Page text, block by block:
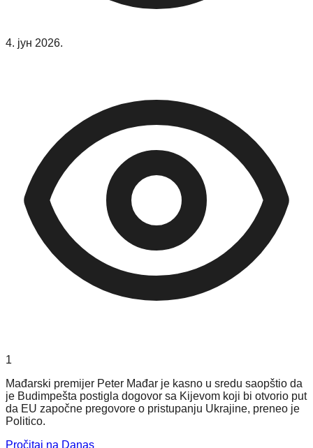
4. јун 2026.
1
Mađarski premijer Peter Mađar je kasno u sredu saopštio da
je Budimpešta postigla dogovor sa Kijevom koji bi otvorio put
da EU započne pregovore o pristupanju Ukrajine, preneo je
Politico.
Pročitaj na Danas